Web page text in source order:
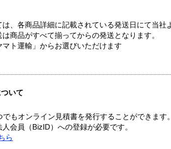
、各商品詳細に記載されている発送日にて当社
商品がすべて揃ってからの発送となります。
ト運輸」からお選びいただけます
いて
もオンライン見積書を発行することができます。
会員（BizID）への登録が必要です。
ら